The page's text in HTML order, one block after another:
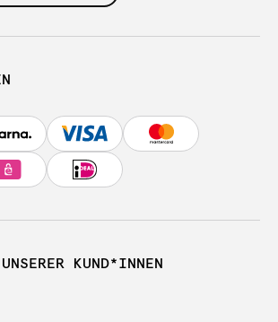
UNSERER KUND*INNEN